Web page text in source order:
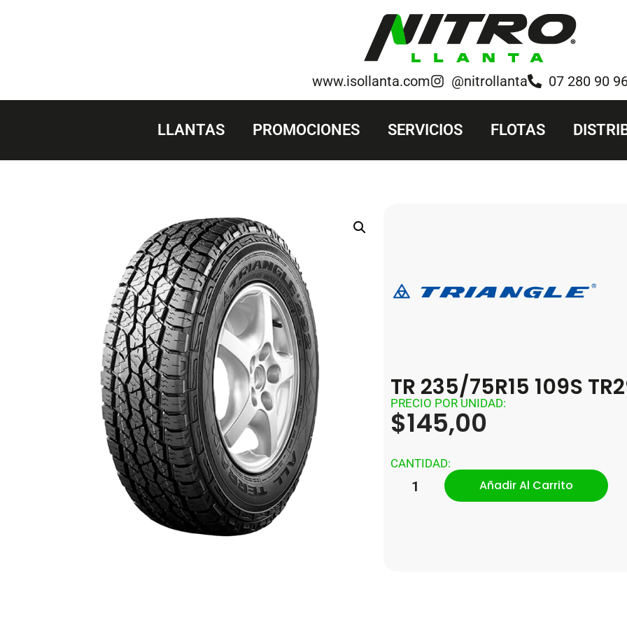
www.isollanta.com @nitrollanta 07 280 90
LLANTAS PROMOCIONES SERVICIOS FLOTAS
TR 235/75R15 109S
PRECIO POR UNIDAD:
$145,00
CANTIDAD:
Añadir Al Carrito